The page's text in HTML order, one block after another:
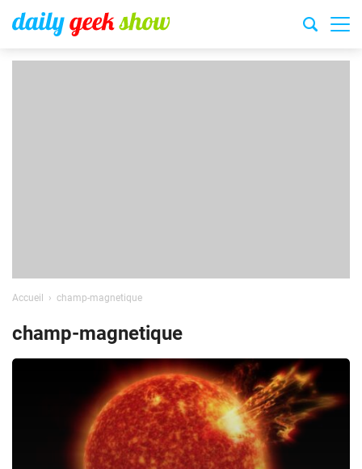
Accueil champ-magnetique
champ-magnetique